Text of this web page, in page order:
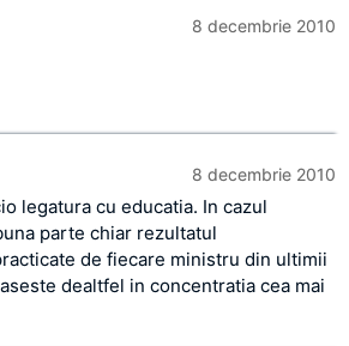
8 decembrie 2010
8 decembrie 2010
legatura cu educatia. In cazul
parte chiar rezultatul
de fiecare ministru din ultimii
dealtfel in concentratia cea mai